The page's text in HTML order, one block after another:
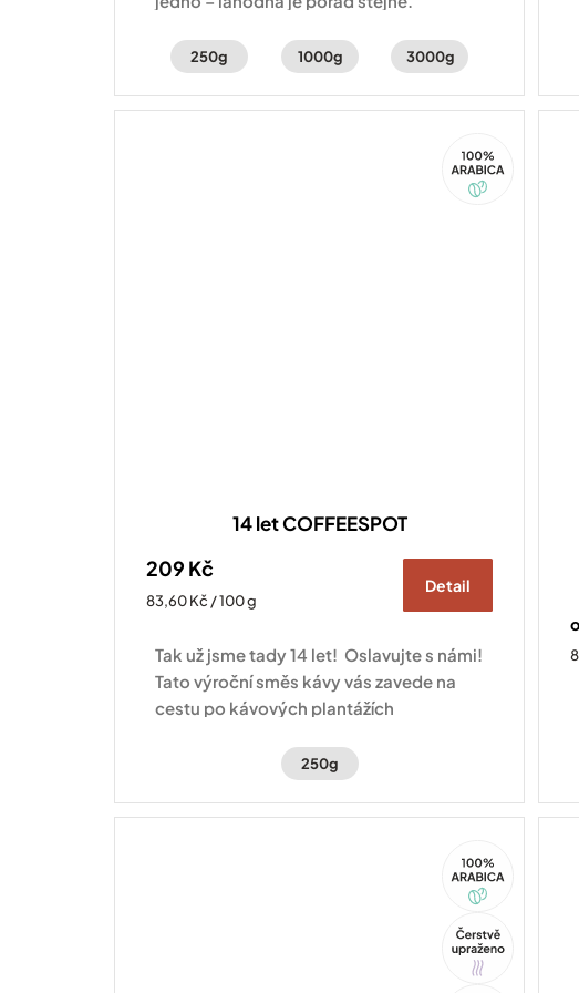
250g 1000g 3000g
Arabica
14 let COFFEESPOT
209 Kč
Měrná
83,60 Kč / 100 g
Detail
Tak už jsme tady 14 let! Oslavujte s námi!
Tato výroční směs kávy vás zavede na
cestu po kávových plantážích
250g
Tip
Arabica